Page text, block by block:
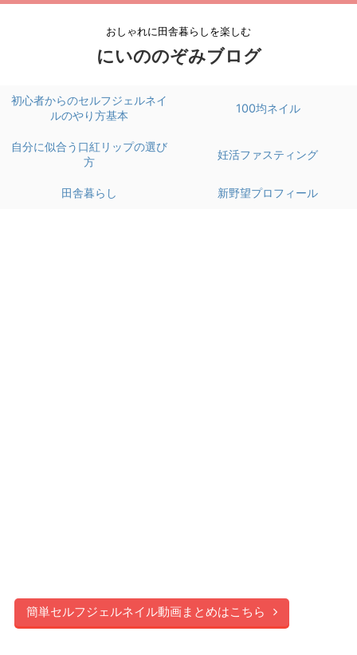
おしゃれに田舎暮らしを楽しむ
にいののぞみブログ
初心者からのセルフジェルネイ
ルのやり方基本
100均ネイル
自分に似合う口紅リップの選び
方
妊活ファスティング
田舎暮らし 新野望プロフィール
簡単セルフジェルネイル動画まとめはこちら